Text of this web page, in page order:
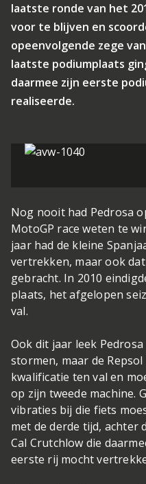
laatste ronde van het
voor te blijven en
opeenvolgende zege
laatste podiumplaats
daarmee zijn eerste
realiseerde.
Nog nooit had Pedrosa
MotoGP race weten te
jaar had de kleine
vertrekken, maar ook
gebracht. In 2010
plaats, het afgelopen
val.
Ook dit jaar leek
stormen, maar de
kwalificatie ten val en
op zijn tweede machine.
vibraties bij die fiets
met de derde tijd, achter
Cal Crutchlow die
eerste rij mocht